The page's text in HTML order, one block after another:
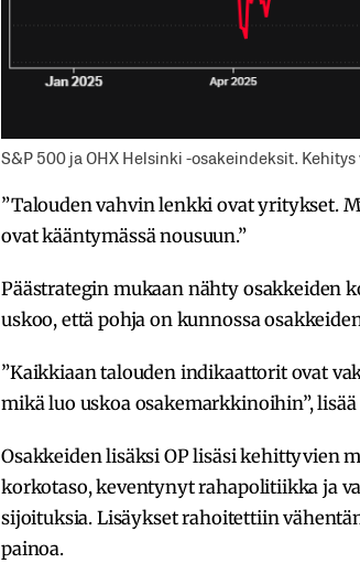
S&P 500 ja OHX Helsinki -osakeindeksit.
”Talouden vahvin lenkki ovat yritykset.
ovat kääntymässä nousuun.”
Päästrategin mukaan nähty osakkeiden
uskoo, että pohja on kunnossa
”Kaikkiaan talouden indikaattorit ovat
mikä luo uskoa osakemarkkinoihin”,
Osakkeiden lisäksi OP lisäsi kehittyvien
korkotaso, keventynyt rahapolitiikka ja
sijoituksia. Lisäykset rahoitettiin
painoa.